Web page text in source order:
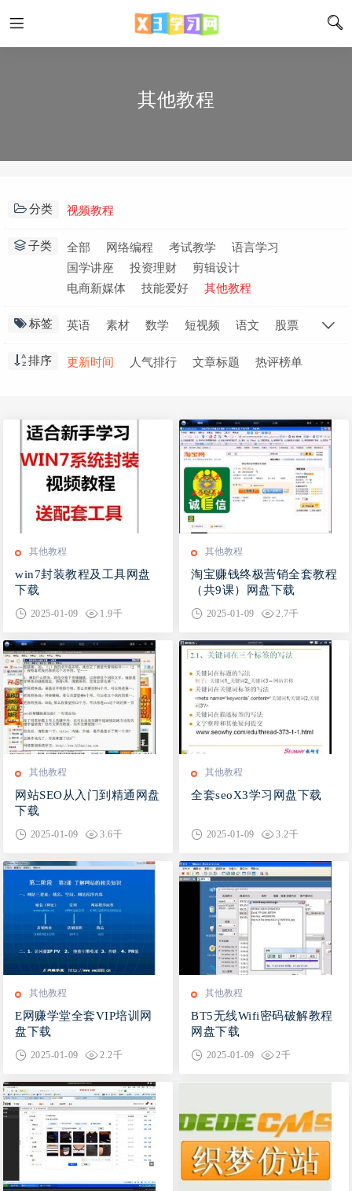
其他教程
分类 视频教程
子类 全部 网络编程 考试教学
语言学习
国学讲座
投资理财
剪辑设计
电商新媒体
技能爱好 其他教程
标签 英语 素材 数学 短视频 语文
股票
摄影
排序 更新时间 人气排行 文章标题 热评榜单
其他教程
win7封装教程及工具网盘
下载
2025-01-09 1.9千
其他教程
淘宝赚钱终极营销全套教程
（共9课）网盘下载
2025-01-09 2.7千
其他教程
网站SEO从入门到精通网盘
下载
2025-01-09 3.6千
其他教程
全套seoX3学习网盘下载
2025-01-09 3.2千
其他教程
E网赚学堂全套VIP培训网
盘下载
2025-01-09 2.2千
其他教程
BT5无线Wifi密码破解教程
网盘下载
2025-01-09 2千